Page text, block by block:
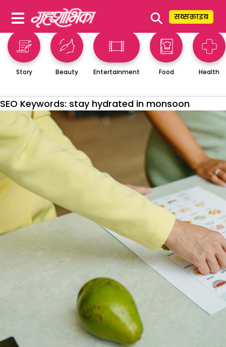
⚲ सब्सक्राइब
Story Beauty Entertainment Food Health
SEO Keywords: stay hydrated in monsoon